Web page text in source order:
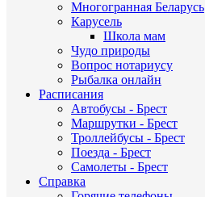
Многогранная Беларусь
Карусель
Школа мам
Чудо природы
Вопрос нотариусу
Рыбалка онлайн
Расписания
Автобусы - Брест
Маршрутки - Брест
Троллейбусы - Брест
Поезда - Брест
Самолеты - Брест
Справка